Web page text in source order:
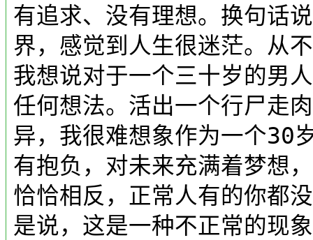
有追求、没有理想。换句话
界，感觉到人生很迷茫。从
我想说对于一个三十岁的男
任何想法。活出一个行尸走
异，我很难想象作为一个30
有抱负，对未来充满着梦想
恰恰相反，正常人有的你都
是说，这是一种不正常的现